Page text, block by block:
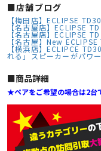
■店舗ブログ
【梅田店】ECLIPSE
【名古屋店】ECLIPSE
【名古屋店】ECLIPSE
【名古屋】New
【横浜店】ECLIPCE
れる」スピーカーがパワ
■︎商品詳細
★ペアをご希望の場合は2台